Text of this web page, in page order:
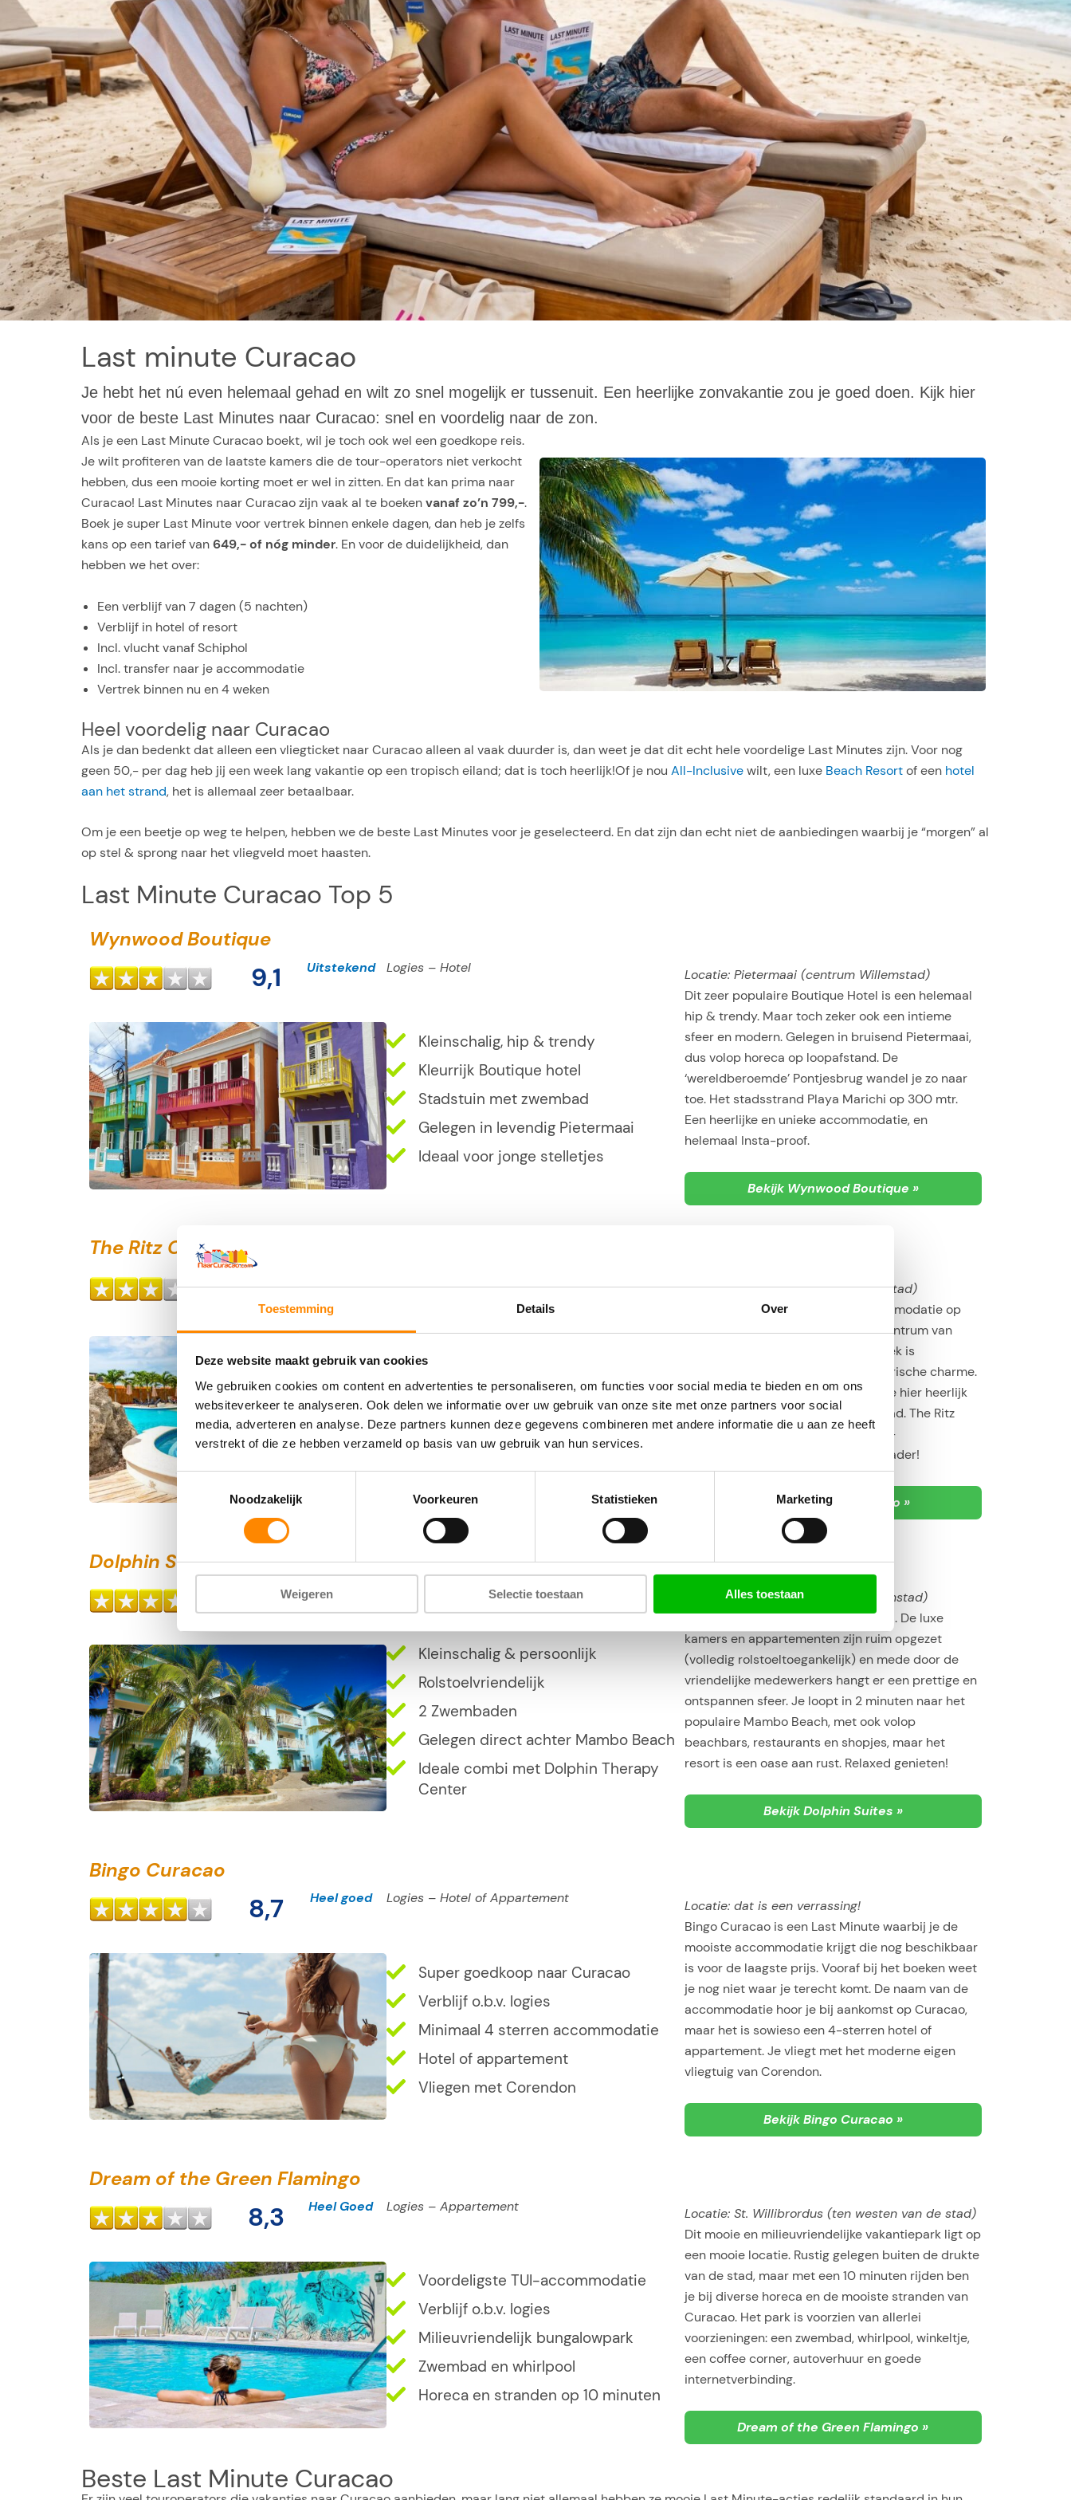
Toestemming Details Over
Deze website maakt gebruik van cookies
We gebruiken cookies om content en advertenties te personaliseren, om functies voor social media te bieden en om ons
websiteverkeer te analyseren. Ook delen we informatie over uw gebruik van onze site met onze partners voor social
media, adverteren en analyse. Deze partners kunnen deze gegevens combineren met andere informatie die u aan ze heeft
verstrekt of die ze hebben verzameld op basis van uw gebruik van hun services.
Toestemmingsselectie
Noodzakelijk
Voorkeuren Statistieken Marketing
Weigeren Selectie toestaan Alles toestaan
Last minute Curacao
Je hebt het nú even helemaal gehad en wilt zo snel mogelijk er tussenuit. Een heerlijke zonvakantie zou je goed doen. Kijk hier
voor de beste Last Minutes naar Curacao: snel en voordelig naar de zon.
Als je een Last Minute Curacao boekt, wil je toch ook wel een goedkope reis.
Je wilt profiteren van de laatste kamers die de tour-operators niet verkocht
hebben, dus een mooie korting moet er wel in zitten. En dat kan prima naar
Curacao! Last Minutes naar Curacao zijn vaak al te boekenvanaf zo’n 799,-.
Boek je super Last Minute voor vertrek binnen enkele dagen, dan heb je zelfs
kans op een tarief van649,- of nóg minder. En voor de duidelijkheid, dan
hebben we het over:
Een verblijf van 7 dagen (5 nachten)
Verblijf in hotel of resort
Incl. vlucht vanaf Schiphol
Incl. transfer naar je accommodatie
Vertrek binnen nu en 4 weken
Heel voordelig naar Curacao
Als je dan bedenkt dat alleen een vliegticket naar Curacao alleen al vaak duurder is, dan weet je dat dit echt hele voordelige Last Minutes zijn. Voor nog
geen 50,- per dag heb jij een week lang vakantie op een tropisch eiland; dat is toch heerlijk!Of je nou All-Inclusivewilt, een luxe Beach Resortof een hotel
aan het strand, het is allemaal zeer betaalbaar.
Om je een beetje op weg te helpen, hebben we de beste Last Minutes voor je geselecteerd. En dat zijn dan echt niet de aanbiedingen waarbij je “morgen” al
op stel & sprong naar het vliegveld moet haasten.
Last Minute Curacao Top 5
Wynwood Boutique
9,1 Uitstekend Logies – Hotel
Kleinschalig, hip & trendy
Kleurrijk Boutique hotel
Stadstuin met zwembad
Gelegen in levendig Pietermaai
Ideaal voor jonge stelletjes
Locatie: Pietermaai (centrum Willemstad)
Dit zeer populaire Boutique Hotel is een helemaal
hip & trendy. Maar toch zeker ook een intieme
sfeer en modern. Gelegen in bruisend Pietermaai,
dus volop horeca op loopafstand. De
‘wereldberoemde’ Pontjesbrug wandel je zo naar
toe. Het stadsstrand Playa Marichi op 300 mtr.
Een heerlijke en unieke accommodatie, en
helemaal Insta-proof.
Bekijk Wynwood Boutique »
The Ritz Curaçao
7,3
ed
Vlakbij Pietermaai en stadscentrum
Verblijf in oude ijsfabriek
Met ‘Urban Beach’
Only Adult: vanaf 16 jaar.
Karakteristiek hotel vol historie
Locatie: Scharloo(centrum Willemstad)
The Ritz Village is een unieke accommodatie op
loopafstand van het (toeristisch) centrum van
Willemstad. Deze voormalig ijsfabriek is
omgetoverd tot een hotel met historische charme.
En met een eigen stadsstrand kun je hier heerlijk
genieten van zon, strand en zwembad. The Ritz
Curacao heeft een hele goede prijs-
kwaliteitverhouding, zeker een aanrader!
Bekijk The Ritz Curaçao »
Dolphin Suites
8,1 Heel Goed Logies – Hotel & Appartement
Kleinschalig & persoonlijk
Rolstoelvriendelijk
2 Zwembaden
Gelegen direct achter Mambo Beach
Ideale combi met Dolphin Therapy
Center
Locatie: Mambo Beach
(oost Willemstad)
Recent flink verbouwd en uitgebreid. De luxe
kamers en appartementen zijn ruim opgezet
(volledig rolstoeltoegankelijk) en mede door de
vriendelijke medewerkers hangt er een prettige en
ontspannen sfeer. Je loopt in 2 minuten naar het
populaire Mambo Beach, met ook volop
beachbars, restaurants en shopjes, maar het
resort is een oase aan rust. Relaxed genieten!
Bekijk Dolphin Suites »
Bingo Curacao
8,7 Heel goed Logies – Hotel of Appartement
Super goedkoop naar Curacao
Verblijf o.b.v. logies
Minimaal 4 sterren accommodatie
Hotel of appartement
Vliegen met Corendon
Locatie: dat is een verrassing!
Bingo Curacao is een Last Minute waarbij je de
mooiste accommodatie krijgt die nog beschikbaar
is voor de laagste prijs. Vooraf bij het boeken weet
je nog niet waar je terecht komt. De naam van de
accommodatie hoor je bij aankomst op Curacao,
maar het is sowieso een 4-sterren hotel of
appartement. Je vliegt met het moderne eigen
vliegtuig van Corendon.
Bekijk Bingo Curacao »
Dream of the Green Flamingo
8,3 Heel Goed Logies – Appartement
Voordeligste TUI-accommodatie
Verblijf o.b.v. logies
Milieuvriendelijk bungalowpark
Zwembad en whirlpool
Horeca en stranden op 10 minuten
Locatie: St. Willibrordus (ten westen van de stad)
Dit mooie en milieuvriendelijke vakantiepark ligt op
een mooie locatie. Rustig gelegen buiten de drukte
van de stad, maar met een 10 minuten rijden ben
je bij diverse horeca en de mooiste stranden van
Curacao. Het park is voorzien van allerlei
voorzieningen: een zwembad, whirlpool, winkeltje,
een coffee corner, autoverhuur en goede
internetverbinding.
Dream of the Green Flamingo »
Beste Last Minute Curacao